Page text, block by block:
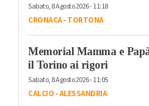
Sabato, 8 Agosto 2026 - 11:18
CRONACA-TORTONA
Memorial Mamma e
il Torino ai rigori
Sabato, 8 Agosto 2026 - 11:05
CALCIO-ALESSANDRIA